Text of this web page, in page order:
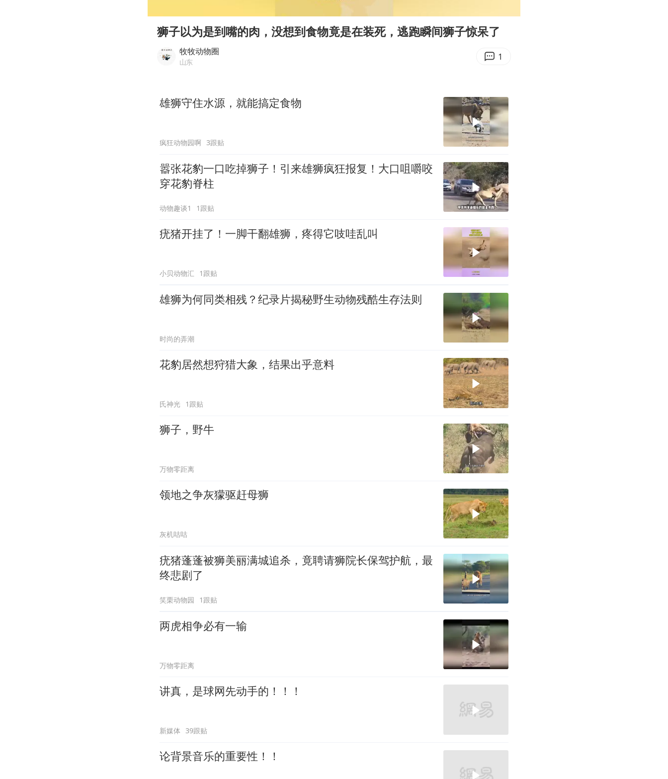
公司“上四休三”但要降薪1000元
OpenAI为免费用户升级GPT-5.6 Luna
“中国蔬菜之乡”最高温达41.8℃
狮子以为是到嘴的肉，没想到食物竟是在装死，逃跑瞬间狮子惊呆了
牧牧动物圈
山东 1
雄狮守住水源，就能搞定食物
疯狂动物园啊 3跟贴
嚣张花豹一口吃掉狮子！引来雄狮疯狂报复！大口咀嚼咬
穿花豹脊柱
动物趣谈1 1跟贴
疣猪开挂了！一脚干翻雄狮，疼得它吱哇乱叫
小贝动物汇 1跟贴
雄狮为何同类相残？纪录片揭秘野生动物残酷生存法则
时尚的弄潮
花豹居然想狩猎大象，结果出乎意料
氏神光 1跟贴
狮子，野牛
万物零距离
领地之争灰獴驱赶母狮
灰机咕咕
疣猪蓬蓬被狮美丽满城追杀，竟聘请狮院长保驾护航，最
终悲剧了
笑栗动物园 1跟贴
两虎相争必有一输
万物零距离
讲真，是球网先动手的！！！
新媒体 39跟贴
论背景音乐的重要性！！